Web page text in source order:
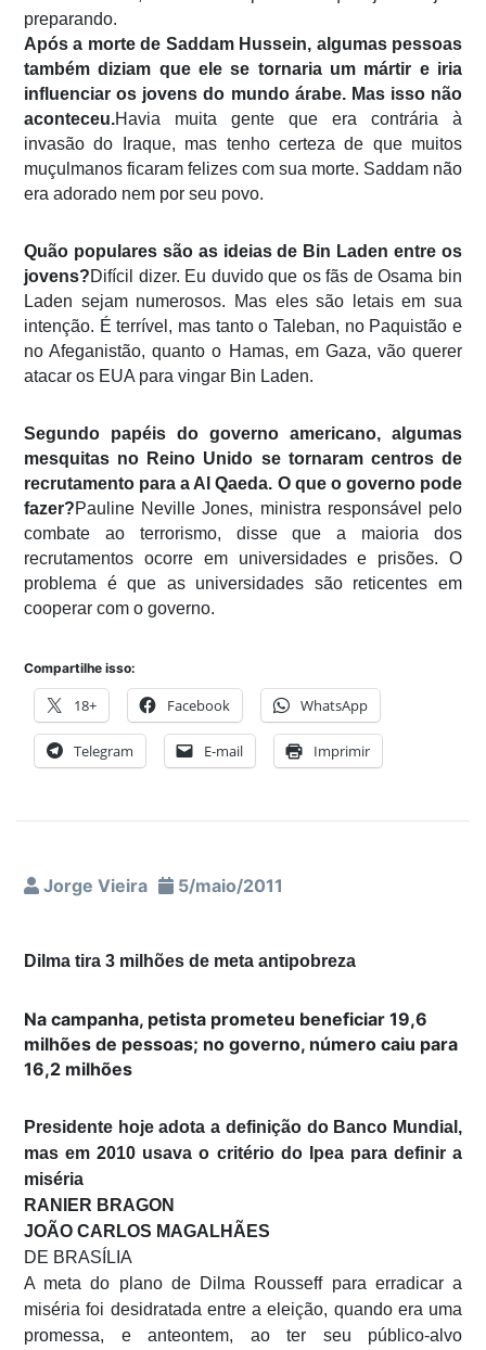
preparando.
Após a morte de Saddam Hussein, algumas pessoas
também diziam que ele se tornaria um mártir e iria
influenciar os jovens do mundo árabe. Mas isso não
aconteceu.Havia muita gente que era contrária à
invasão do Iraque, mas tenho certeza de que muitos
muçulmanos ficaram felizes com sua morte. Saddam não
era adorado nem por seu povo.
Quão populares são as ideias de Bin Laden entre os
jovens?Difícil dizer. Eu duvido que os fãs de Osama bin
Laden sejam numerosos. Mas eles são letais em sua
intenção. É terrível, mas tanto o Taleban, no Paquistão e
no Afeganistão, quanto o Hamas, em Gaza, vão querer
atacar os EUA para vingar Bin Laden.
Segundo papéis do governo americano, algumas
mesquitas no Reino Unido se tornaram centros de
recrutamento para a Al Qaeda. O que o governo pode
fazer?Pauline Neville Jones, ministra responsável pelo
combate ao terrorismo, disse que a maioria dos
recrutamentos ocorre em universidades e prisões. O
problema é que as universidades são reticentes em
cooperar com o governo.
Compartilhe isso:
18+ Facebook WhatsApp
Telegram E-mail Imprimir
Jorge Vieira 5/maio/2011
Dilma tira 3 milhões de meta antipobreza
Na campanha, petista prometeu beneficiar 19,6
milhões de pessoas; no governo, número caiu para
16,2 milhões
Presidente hoje adota a definição do Banco Mundial,
mas em 2010 usava o critério do Ipea para definir a
miséria
RANIER BRAGON
JOÃO CARLOS MAGALHÃES
DE BRASÍLIA
A meta do plano de Dilma Rousseff para erradicar a
miséria foi desidratada entre a eleição, quando era uma
promessa, e anteontem, ao ter seu público-alvo